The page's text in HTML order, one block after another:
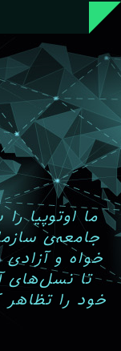
ما اوتوپیا
جامعه‌ی
خواه و
تا نسل‌های
خود را